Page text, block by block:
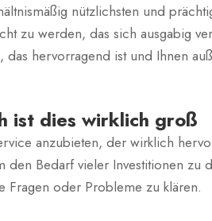
nützlichsten und
zu werden, das sich ausgabig
das hervorragend ist und Ihnen
ist dies wirklich groß
anzubieten, der wirklich
Bedarf vieler Investitionen zu
Fragen oder Probleme zu klären.